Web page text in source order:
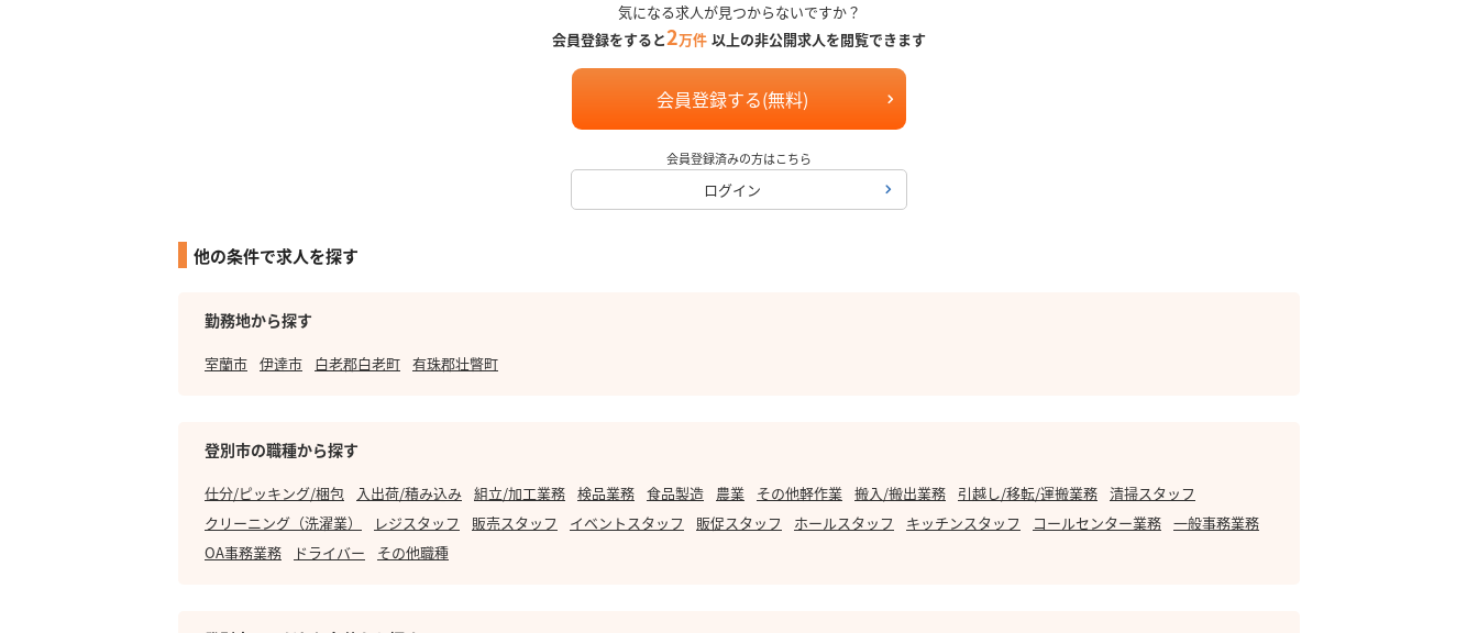
気になる求人が見つからないですか？
会員登録をすると2万件 以上の非公開求人を閲覧できます
会員登録する(無料)
会員登録済みの方はこちら
ログイン
他の条件で求人を探す
勤務地から探す
室蘭市 伊達市 白老郡白老町 有珠郡壮瞥町
登別市の職種から探す
仕分/ピッキング/梱包 入出荷/積み込み 組立/加工業務 検品業務 食品製造 農業 その他軽作業 搬入/搬出業務 引越し/移転/運搬業務 清掃スタッフ
クリーニング（洗濯業）
レジスタッフ 販売スタッフ イベントスタッフ 販促スタッフ ホールスタッフ キッチンスタッフ コールセンター業務 一般事務業務
OA事務業務
ドライバー その他職種